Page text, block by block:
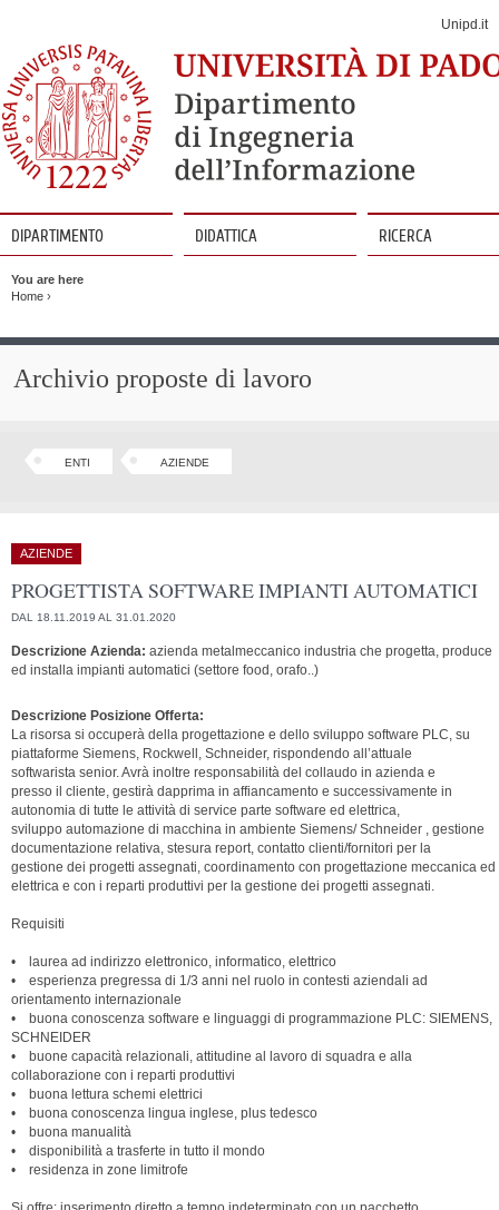
Unipd.it
DIPARTIMENTO DIDATTICA RICERCA
contenuto
You are here
Home ›
Archivio proposte di lavoro
ENTI AZIENDE
AZIENDE
PROGETTISTA SOFTWARE IMPIANTI AUTOMATICI
DAL 18.11.2019 AL 31.01.2020
Descrizione Azienda: azienda metalmeccanico industria che progetta, produce
ed installa impianti automatici (settore food, orafo..)
Descrizione Posizione Offerta:
La risorsa si occuperà della progettazione e dello sviluppo software PLC, su
piattaforme Siemens, Rockwell, Schneider, rispondendo all’attuale
softwarista senior. Avrà inoltre responsabilità del collaudo in azienda e
presso il cliente, gestirà dapprima in affiancamento e successivamente in
autonomia di tutte le attività di service parte software ed elettrica,
sviluppo automazione di macchina in ambiente Siemens/ Schneider , gestione
documentazione relativa, stesura report, contatto clienti/fornitori per la
gestione dei progetti assegnati, coordinamento con progettazione meccanica ed
elettrica e con i reparti produttivi per la gestione dei progetti assegnati.
Requisiti
• laurea ad indirizzo elettronico, informatico, elettrico
• esperienza pregressa di 1/3 anni nel ruolo in contesti aziendali ad
orientamento internazionale
• buona conoscenza software e linguaggi di programmazione PLC: SIEMENS,
SCHNEIDER
• buone capacità relazionali, attitudine al lavoro di squadra e alla
collaborazione con i reparti produttivi
• buona lettura schemi elettrici
• buona conoscenza lingua inglese, plus tedesco
• buona manualità
• disponibilità a trasferte in tutto il mondo
• residenza in zone limitrofe